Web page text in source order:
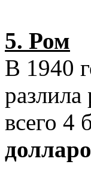
5. Ром
В 1940
всего 4